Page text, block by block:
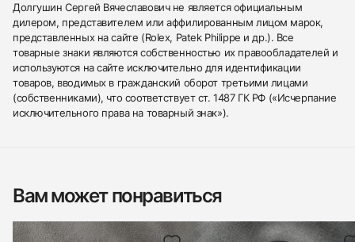
Долгушин Сергей Вячеславович не является официальным
дилером, представителем или аффилированным лицом марок,
представленных на сайте (Rolex, Patek Philippe и др.). Все
товарные знаки являются собственностью их правообладателей и
используются на сайте исключительно для идентификации
товаров, вводимых в гражданский оборот третьими лицами
(собственниками), что соответствует ст. 1487 ГК РФ («Исчерпание
исключительного права на товарный знак»).
Вам может понравиться